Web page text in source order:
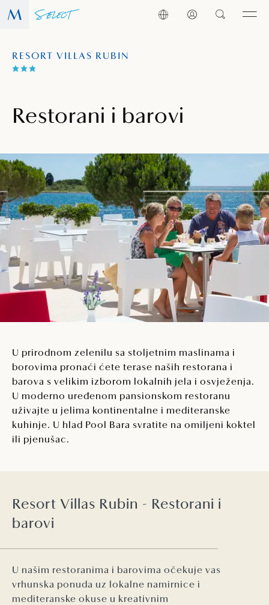
RESORT VILLAS RUBIN
Restorani i barovi
U prirodnom zelenilu sa stoljetnim maslinama i
borovima pronaći ćete terase naših restorana i
barova s velikim izborom lokalnih jela i osvježenja.
U moderno uređenom pansionskom restoranu
uživajte u jelima kontinentalne i mediteranske
kuhinje. U hlad Pool Bara svratite na omiljeni koktel
ili pjenušac.
Resort Villas Rubin - Restorani i
barovi
U našim restoranima i barovima očekuje vas
vrhunska ponuda uz lokalne namirnice i
mediteranske okuse u kreativnim